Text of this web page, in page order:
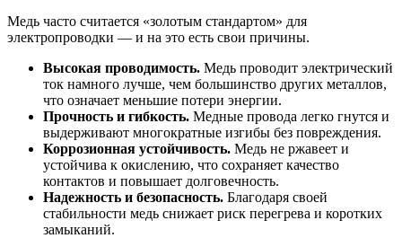
Медь часто считается «золотым стандартом» для
электропроводки — и на это есть свои причины.
Высокая проводимость. Медь проводит электрический
ток намного лучше, чем большинство других металлов,
что означает меньшие потери энергии.
Прочность и гибкость. Медные провода легко гнутся и
выдерживают многократные изгибы без повреждения.
Коррозионная устойчивость. Медь не ржавеет и
устойчива к окислению, что сохраняет качество
контактов и повышает долговечность.
Надежность и безопасность. Благодаря своей
стабильности медь снижает риск перегрева и коротких
замыканий.